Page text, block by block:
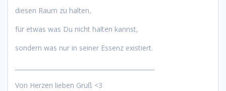
diesen Raum zu halten,
für etwas was Du nicht halten kannst,
sondern was nur in seiner Essenz existiert.
Von Herzen lieben Gruß <3